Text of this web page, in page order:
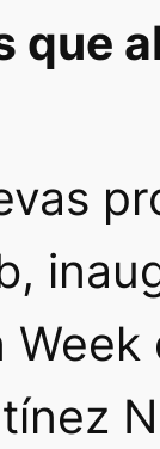
que
Week